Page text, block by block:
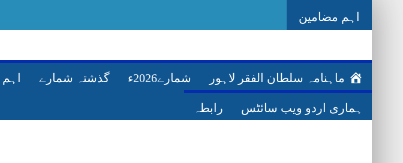
اہم مضامین
ماہنامہ سلطان الفقر لاہور شمارے2026ء گذشتہ شمارے
ہماری اردو ویب سائٹس رابطہ